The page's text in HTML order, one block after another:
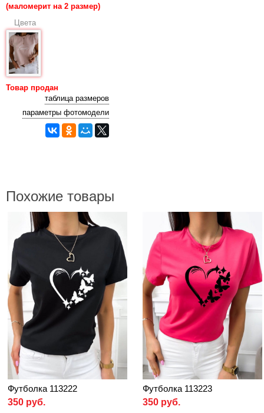
(маломерит на 2 размер)
Цвета
Товар продан
таблица размеров
параметры фотомодели
Похожие товары
Футболка 113222
350 руб.
Футболка 113223
350 руб.